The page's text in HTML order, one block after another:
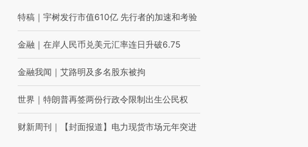
特稿 ｜ 宇树发行市值610亿 先行者的加速和考验
金融 ｜ 在岸人民币兑美元汇率连日升破6.75
金融我闻 ｜ 艾路明及多名股东被拘
世界 ｜ 特朗普再签两份行政令限制出生公民权
财新周刊 ｜ 【封面报道】电力现货市场元年突进